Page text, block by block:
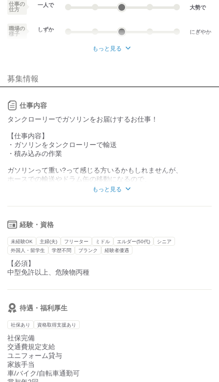
仕事の
仕方
一人で 大勢で
職場の
様子
しずか にぎやか
個性が生かせる
デスクワーク
お客様との対話が
力仕事が少ない
危険物取扱者乙４類・中型免許持っているかた大歓迎◎
ブランクあっても安心。
もっと見る
募集情報
仕事内容
タンクローリーでガソリンをお届けするお仕事！
【仕事内容】
・ガソリンをタンクローリーで輸送
・積み込みの作業
ガソリンって重い?って感じる方いるかもしれませんが、
ホースでの輸送やドラム缶の移動になるので、
体に大きな負担はないです。
【エリア】
【配達先】
◆飲食店
◆企業
3カ月間の同乗研修があるので、
ブランクある方でも安心。
もっと見る
経験・資格
未経験OK 主婦(夫) フリーター ミドル エルダー(50代)
シニア
外国人・留学生
学歴不問 ブランク 経験者優遇
【必須】
中型免許以上、危険物丙種
待遇・福利厚生
社保あり 資格取得支援あり
社保完備
交通費規定支給
ユニフォーム貸与
家族手当
車/バイク/自転車通勤可